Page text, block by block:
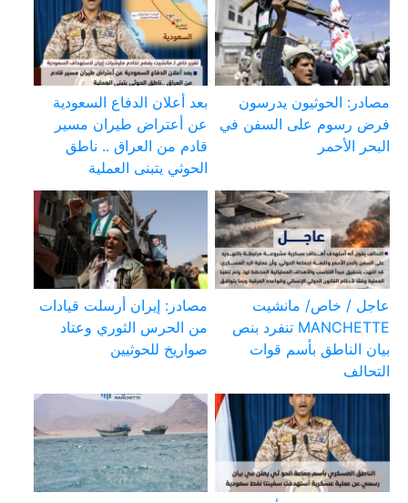
مصادر: الحوثيون يدرسون
فرض رسوم على السفن في
البحر الأحمر
بعد أعلان الدفاع السعودية
عن أعتراض طيران مسير
قادم من العراق .. ناطق
الحوثي يتبنى العملية
عاجل / خاص/ مانشيت
MANCHETTE تنفرد بنص
بيان الناطق بأسم قوات
التحالف
مصادر: إيران أرسلت قيادات
من الحرس الثوري وعتاد
صواريخ للحوثيين